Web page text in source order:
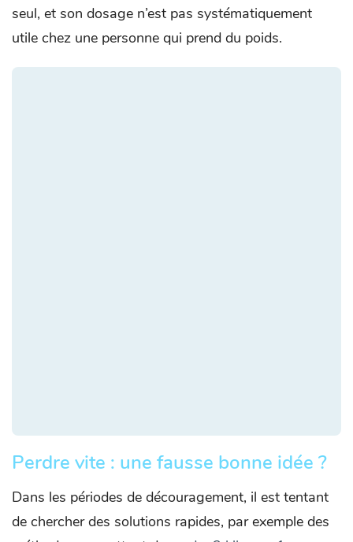
seul, et son dosage n’est pas systématiquement
utile chez une personne qui prend du poids.
Perdre vite : une fausse bonne idée ?
Dans les périodes de découragement, il est tentant
de chercher des solutions rapides, par exemple des